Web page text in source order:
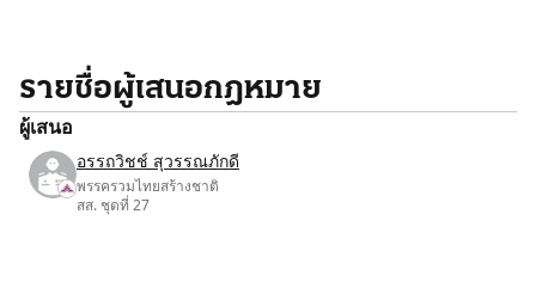
รายชื่อผู้เสนอกฎหมาย
ผู้เสนอ
อรรถวิชช์ สุวรรณภักดี
พรรครวมไทยสร้างชาติ
สส. ชุดที่ 27